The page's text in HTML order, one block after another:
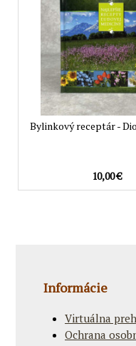
Bylinkový receptár -
10,00 €
Informácie
Virtuálna
Ochrana